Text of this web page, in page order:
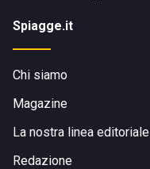
Spiagge.it
Chi siamo
Magazine
La nostra linea editoriale
Redazione